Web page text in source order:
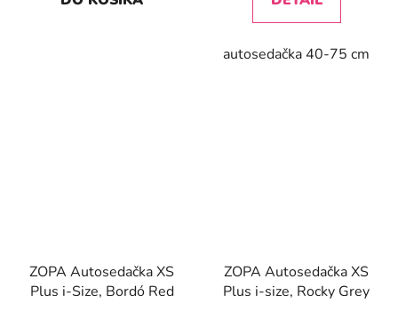
autosedačka 40-75 cm
ZOPA Autosedačka XS
Plus i-Size, Bordó Red
ZOPA Autosedačka XS
Plus i-size, Rocky Grey